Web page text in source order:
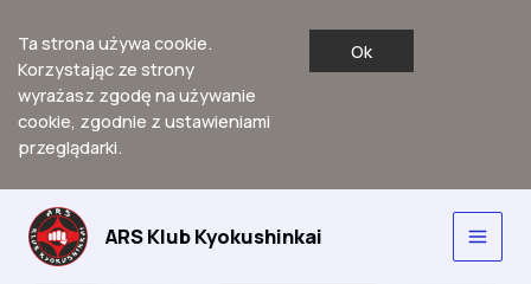
Ta strona używa cookie.
Korzystając ze strony
wyrażasz zgodę na używanie
cookie, zgodnie z ustawieniami
przeglądarki.
Ok
Przejdź
treści
ARS Klub Kyokushinkai
Main